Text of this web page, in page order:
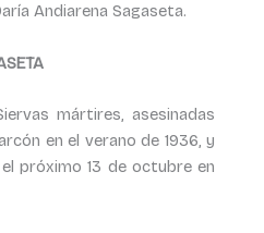
Andiarena Sagaseta.
mártires, asesinadas
en el verano de 1936, y
próximo 13 de octubre en